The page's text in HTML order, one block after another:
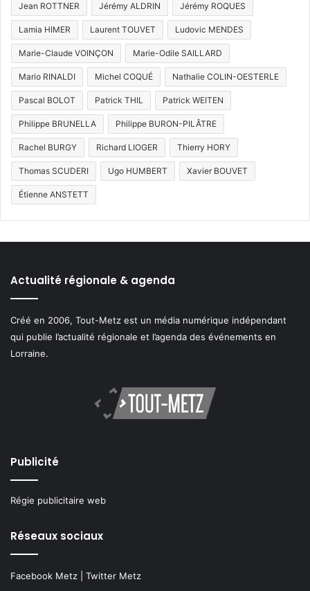
Jean ROTTNER Jérémy ALDRIN Jérémy ROQUES
Lamia HIMER Laurent TOUVET Ludovic MENDES
Marie-Claude VOINÇON Marie-Odile SAILLARD
Mario RINALDI Michel COQUÉ Nathalie COLIN-OESTERLE
Pascal BOLOT Patrick THIL Patrick WEITEN
Philippe BRUNELLA Philippe BURON-PILÂTRE
Rachel BURGY Richard LIOGER Thierry HORY
Thomas SCUDERI Ugo HUMBERT Xavier BOUVET
Étienne ANSTETT
Actualité régionale & agenda
Créé en 2006, Tout-Metz est un média numérique indépendant
qui publie l’actualité régionale et l’agenda des événements en
Lorraine.
Publicité
Régie publicitaire web
Réseaux sociaux
Facebook Metz Twitter Metz